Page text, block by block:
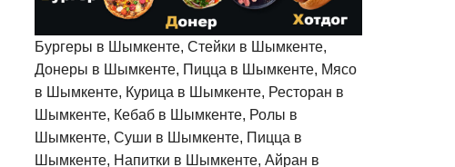
Бургеры в Шымкенте, Стейки в Шымкенте,
Донеры в Шымкенте, Пицца в Шымкенте, Мясо
в Шымкенте, Курица в Шымкенте, Ресторан в
Шымкенте, Кебаб в Шымкенте, Ролы в
Шымкенте, Суши в Шымкенте, Пицца в
Шымкенте, Напитки в Шымкенте, Айран в